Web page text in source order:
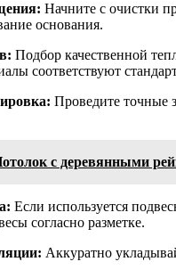
Начните с очистки
основания.
Подбор качественной
соответствуют
Проведите точные
с деревянными
Если используется
согласно разметке.
Аккуратно